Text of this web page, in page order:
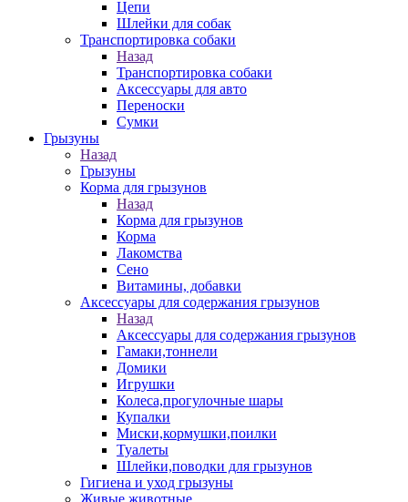
Цепи
Шлейки для собак
Транспортировка собаки
Назад
Транспортировка собаки
Аксессуары для авто
Переноски
Сумки
Грызуны
Назад
Грызуны
Корма для грызунов
Назад
Корма для грызунов
Корма
Лакомства
Сено
Витамины, добавки
Аксессуары для содержания грызунов
Назад
Аксессуары для содержания грызунов
Гамаки,тоннели
Домики
Игрушки
Колеса,прогулочные шары
Купалки
Миски,кормушки,поилки
Туалеты
Шлейки,поводки для грызунов
Гигиена и уход грызуны
Живые животные